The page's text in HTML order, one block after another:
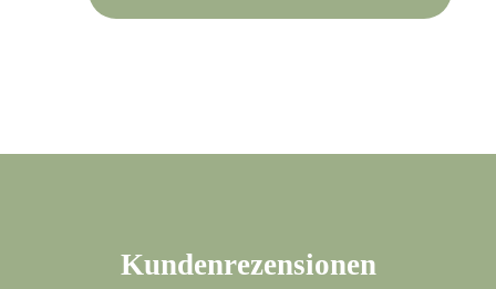
Kundenrezensionen